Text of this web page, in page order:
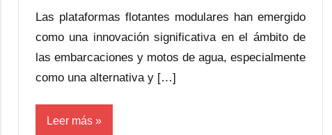
Las plataformas flotantes modulares han emergido
como una innovación significativa en el ámbito de
las embarcaciones y motos de agua, especialmente
como una alternativa y […]
Leer más